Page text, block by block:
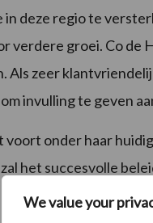
We value your
deze regio te
verdere groei. Co de
zeer
invulling te geven
onder haar
het succesvolle